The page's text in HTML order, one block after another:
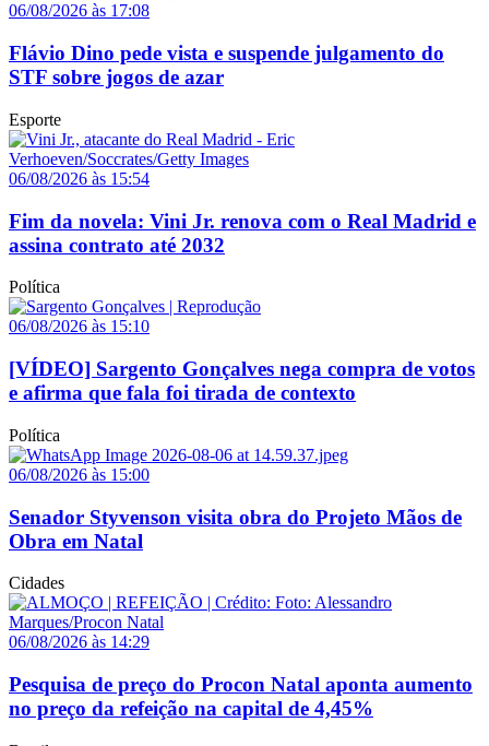
06/08/2026 às 17:08
Flávio Dino pede vista e suspende julgamento do
STF sobre jogos de azar
Esporte
06/08/2026 às 15:54
Fim da novela: Vini Jr. renova com o Real Madrid e
assina contrato até 2032
Política
06/08/2026 às 15:10
[VÍDEO] Sargento Gonçalves nega compra de votos
e afirma que fala foi tirada de contexto
Política
06/08/2026 às 15:00
Senador Styvenson visita obra do Projeto Mãos de
Obra em Natal
Cidades
06/08/2026 às 14:29
Pesquisa de preço do Procon Natal aponta aumento
no preço da refeição na capital de 4,45%